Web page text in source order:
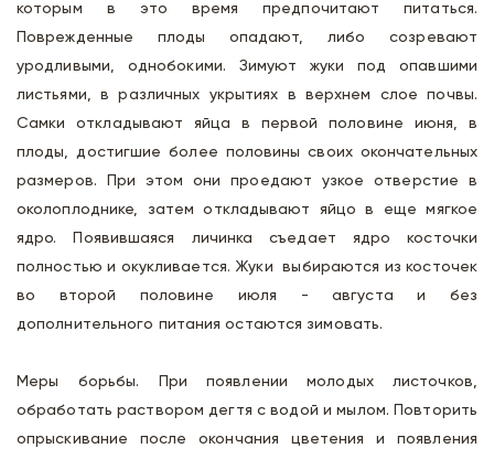
которым в это время предпочитают питаться.
Поврежденные плоды опадают, либо созревают
уродливыми, однобокими. Зимуют жуки под опавшими
листьями, в различных укрытиях в верхнем слое почвы.
Самки откладывают яйца в первой половине июня, в
плоды, достигшие более половины своих окончательных
размеров. При этом они проедают узкое отверстие в
околоплоднике, затем откладывают яйцо в еще мягкое
ядро. Появившаяся личинка съедает ядро косточки
полностью и окукливается. Жуки выбираются из косточек
во второй половине июля - августа и без
дополнительного питания остаются зимовать.
Меры борьбы. При появлении молодых листочков,
обработать раствором дегтя с водой и мылом. Повторить
опрыскивание после окончания цветения и появления